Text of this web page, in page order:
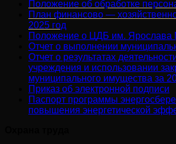
Положение об обработке
План финансово —
2025 год
Положение о ЦДБ им. Ярослава
Отчет о выполнении
Отчет о результатах
учреждения и использовании
муниципального имущества за
Приказ об электронной подписи
Паспорт программы
повышения энергетической